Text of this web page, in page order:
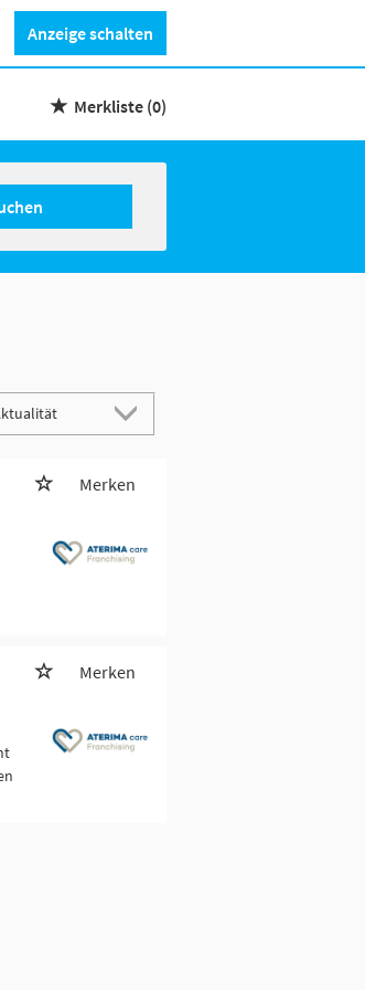
Anzeige schalten
Merkliste (0)
Merken
Merken